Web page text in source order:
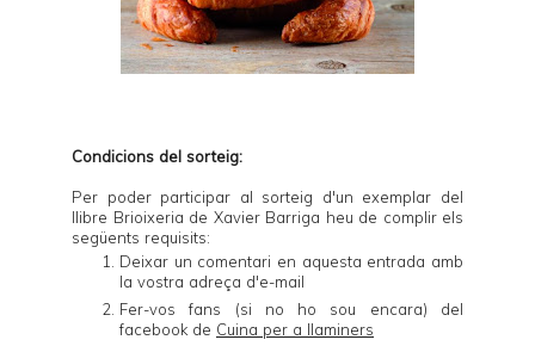
Condicions del sorteig:
Per poder participar al sorteig d'un exemplar del
llibre Brioixeria de Xavier Barriga heu de complir els
següents requisits:
Deixar un comentari en aquesta entrada amb
la vostra adreça d'e-mail
Fer-vos fans (si no ho sou encara) del
facebook de Cuina per a llaminers